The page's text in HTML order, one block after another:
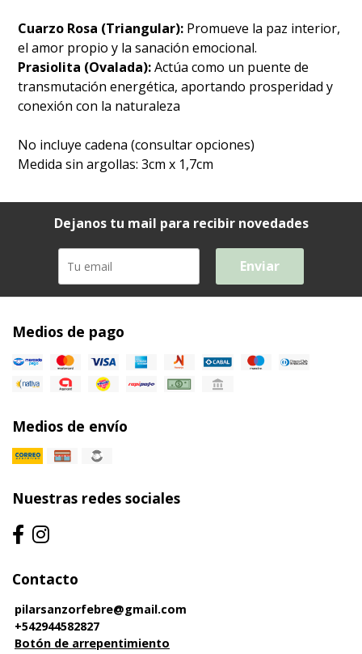
Cuarzo Rosa (Triangular): Promueve la paz interior,
el amor propio y la sanación emocional.
Prasiolita (Ovalada):Actúa como un puente de
transmutación energética, aportando prosperidad y
conexión con la naturaleza
No incluye cadena (consultar opciones)
Medida sin argollas: 3cm x 1,7cm
Dejanos tu mail para recibir novedades
Enviar
Medios de pago
Medios de envío
Nuestras redes sociales
Contacto
pilarsanzorfebre@gmail.com
+542944582827
Botón de arrepentimiento